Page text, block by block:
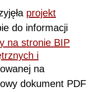
projekt
do informacji
na stronie BIP
i
na
dokument PDF